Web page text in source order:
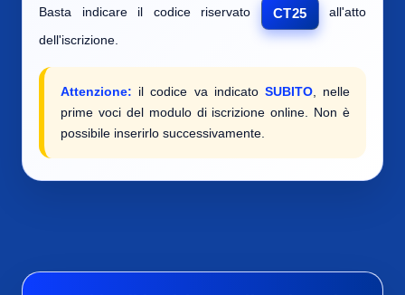
Basta indicare il codice riservato
CT25
all'atto
dell'iscrizione.
Attenzione: il codice va indicato SUBITO, nelle
prime voci del modulo di iscrizione online. Non è
possibile inserirlo successivamente.